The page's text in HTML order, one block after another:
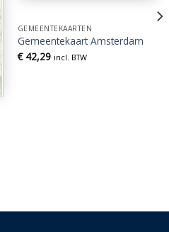
GEMEENTEKAARTEN
Gemeentekaart Amsterdam
€42,29 incl. BTW